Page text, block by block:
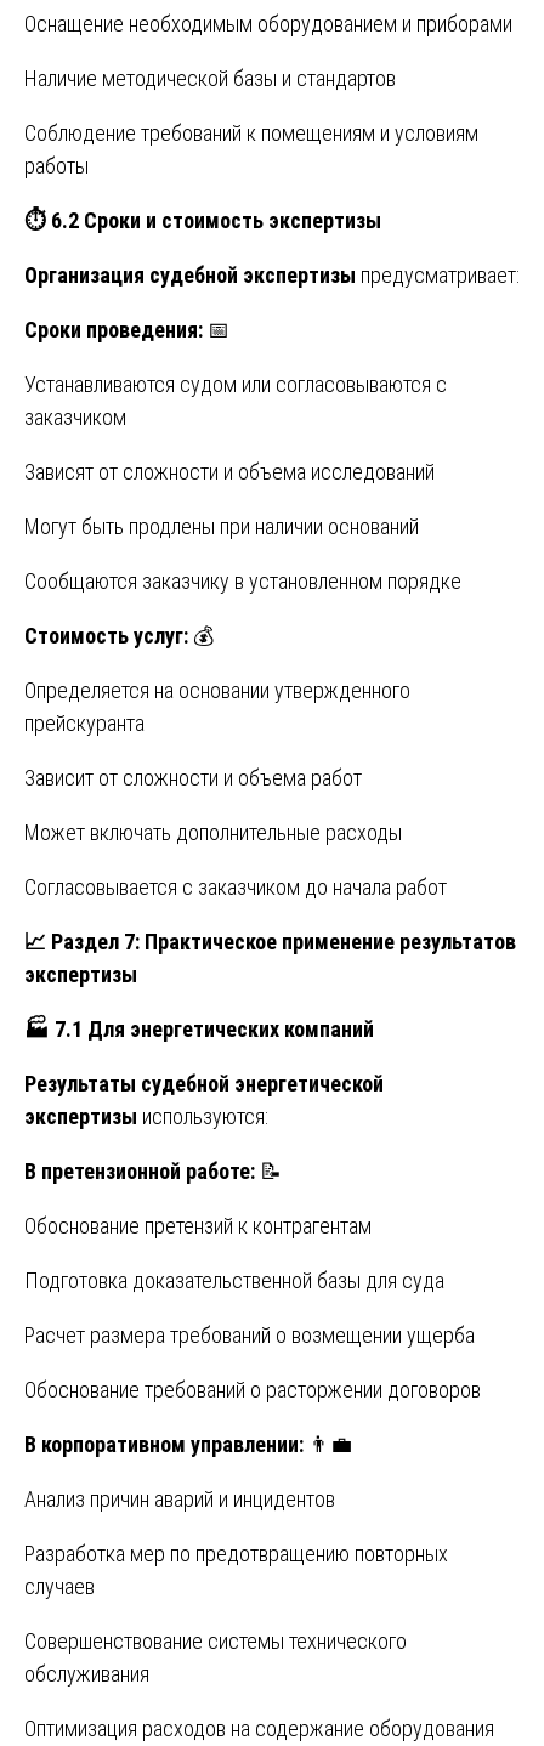
Оснащение необходимым оборудованием и приборами
Наличие методической базы и стандартов
Соблюдение требований к помещениям и условиям
работы
⏱️ 6.2 Сроки и стоимость экспертизы
Организация судебной экспертизы предусматривает:
Сроки проведения: 📅
Устанавливаются судом или согласовываются с
заказчиком
Зависят от сложности и объема исследований
Могут быть продлены при наличии оснований
Сообщаются заказчику в установленном порядке
Стоимость услуг: 💰
Определяется на основании утвержденного
прейскуранта
Зависит от сложности и объема работ
Может включать дополнительные расходы
Согласовывается с заказчиком до начала работ
📈 Раздел 7: Практическое применение результатов
экспертизы
🏭 7.1 Для энергетических компаний
Результаты судебной энергетической
экспертизы используются:
В претензионной работе: 📝
Обоснование претензий к контрагентам
Подготовка доказательственной базы для суда
Расчет размера требований о возмещении ущерба
Обоснование требований о расторжении договоров
В корпоративном управлении: 👨💼
Анализ причин аварий и инцидентов
Разработка мер по предотвращению повторных
случаев
Совершенствование системы технического
обслуживания
Оптимизация расходов на содержание оборудования